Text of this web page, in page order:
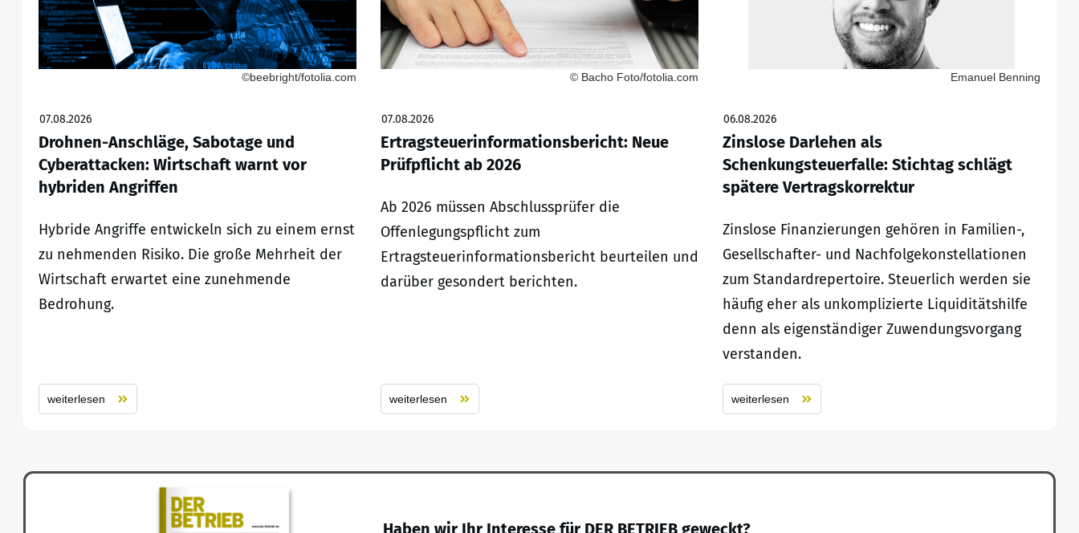
©beebright/fotolia.com
07.08.2026
Drohnen-Anschläge, Sabotage und
Cyberattacken: Wirtschaft warnt vor
hybriden Angriffen
Hybride Angriffe entwickeln sich zu einem ernst
zu nehmenden Risiko. Die große Mehrheit der
Wirtschaft erwartet eine zunehmende
Bedrohung.
weiterlesen
© Bacho Foto/fotolia.com
07.08.2026
Ertragsteuerinformationsbericht: Neue
Prüfpflicht ab 2026
Ab 2026 müssen Abschlussprüfer die
Offenlegungspflicht zum
Ertragsteuerinformationsbericht beurteilen und
darüber gesondert berichten.
weiterlesen
Emanuel Benning
06.08.2026
Zinslose Darlehen als
Schenkungsteuerfalle: Stichtag schlägt
spätere Vertragskorrektur
Zinslose Finanzierungen gehören in Familien-,
Gesellschafter- und Nachfolgekonstellationen
zum Standardrepertoire. Steuerlich werden sie
häufig eher als unkomplizierte Liquiditätshilfe
denn als eigenständiger Zuwendungsvorgang
verstanden.
weiterlesen